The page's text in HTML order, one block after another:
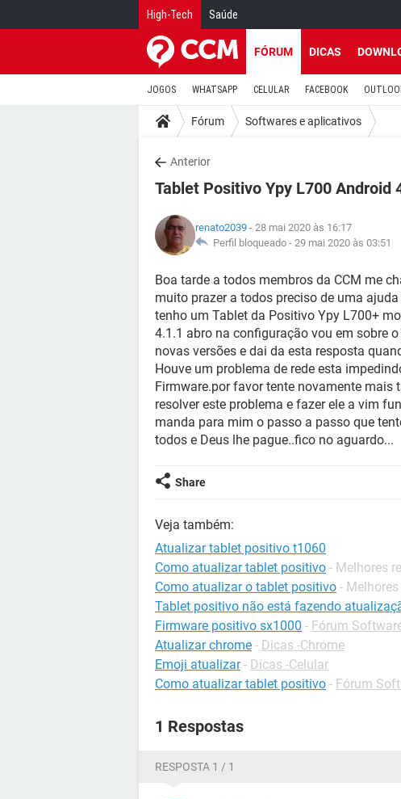
High-Tech Saúde
FÓRUM DICAS
JOGOS WHATSAPP CELULAR FACEBOOK
Fórum Softwares e aplicativos
Anterior
Tablet Positivo Ypy L700 Android
renato2039 - 28 mai 2020 às 16:17
Perfil bloqueado - 29 mai 2020 às 03:51
Boa tarde a todos membros da CCM me
muito prazer a todos preciso de uma
tenho um Tablet da Positivo Ypy L700+
4.1.1 abro na configuração vou em sobre
novas versões e dai da esta resposta
Houve um problema de rede esta
Firmware.por favor tente novamente mais
resolver este problema e fazer ele a vim
manda para mim o passo a passo que
todos e Deus lhe pague..fico no aguardo...
Share
Veja também:
Atualizar tablet positivo t1060
Como atualizar tablet positivo - Melhores
Como atualizar o tablet positivo -
Tablet positivo não está fazendo
Firmware positivo sx1000 - Fórum
Atualizar chrome - Dicas -Chrome
Emoji atualizar - Dicas -Celular
Como atualizar tablet positivo - Fórum
1 Respostas
RESPOSTA 1 / 1